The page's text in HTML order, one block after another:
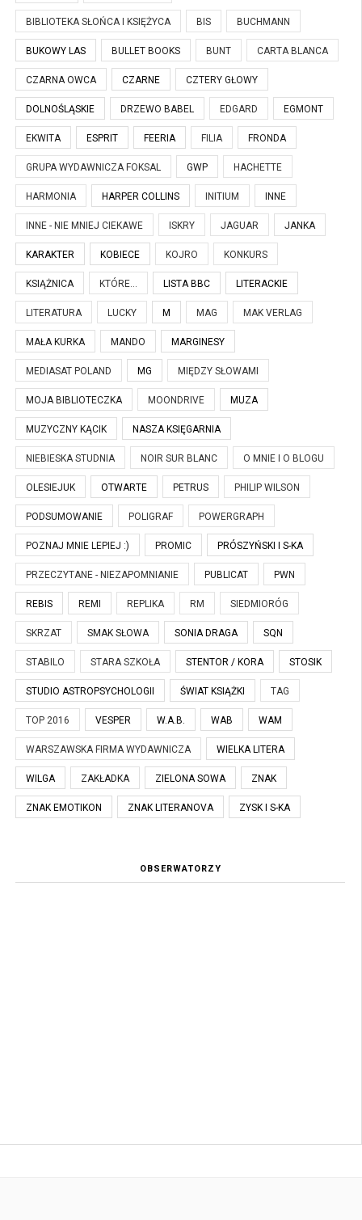
BIBLIOTEKA SŁOŃCA I KSIĘŻYCA BIS BUCHMANN
BUKOWY LAS BULLET BOOKS BUNT CARTA BLANCA
CZARNA OWCA CZARNE CZTERY GŁOWY
DOLNOŚLĄSKIE DRZEWO BABEL EDGARD EGMONT
EKWITA ESPRIT FEERIA FILIA FRONDA
GRUPA WYDAWNICZA FOKSAL GWP HACHETTE
HARMONIA HARPER COLLINS INITIUM INNE
INNE - NIE MNIEJ CIEKAWE ISKRY JAGUAR JANKA
KARAKTER KOBIECE KOJRO KONKURS
KSIĄŻNICA KTÓRE... LISTA BBC LITERACKIE
LITERATURA LUCKY M MAG MAK VERLAG
MAŁA KURKA MANDO MARGINESY
MEDIASAT POLAND MG MIĘDZY SŁOWAMI
MOJA BIBLIOTECZKA MOONDRIVE MUZA
MUZYCZNY KĄCIK NASZA KSIĘGARNIA
NIEBIESKA STUDNIA NOIR SUR BLANC O MNIE I O BLOGU
OLESIEJUK OTWARTE PETRUS PHILIP WILSON
PODSUMOWANIE POLIGRAF POWERGRAPH
POZNAJ MNIE LEPIEJ :) PROMIC PRÓSZYŃSKI I S-KA
PRZECZYTANE - NIEZAPOMNIANIE PUBLICAT PWN
REBIS REMI REPLIKA RM SIEDMIORÓG
SKRZAT SMAK SŁOWA SONIA DRAGA SQN
STABILO STARA SZKOŁA STENTOR / KORA STOSIK
STUDIO ASTROPSYCHOLOGII ŚWIAT KSIĄŻKI TAG
TOP 2016 VESPER W.A.B. WAB WAM
WARSZAWSKA FIRMA WYDAWNICZA WIELKA LITERA
WILGA ZAKŁADKA ZIELONA SOWA ZNAK
ZNAK EMOTIKON ZNAK LITERANOVA ZYSK I S-KA
OBSERWATORZY